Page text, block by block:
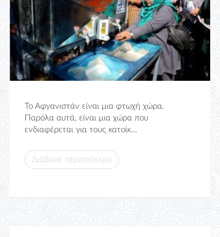
Το Αφγανιστάν είναι μια φτωχή χώρα.
Παρόλα αυτά, είναι μια χώρα που
ενδιαφέρεται για τους κατοίκ...
Διάβασε περισσότερα